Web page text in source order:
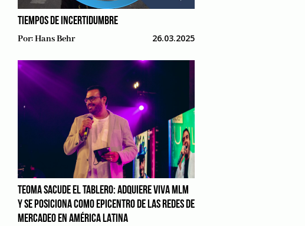
TIEMPOS DE INCERTIDUMBRE
Por:Hans Behr 26.03.2025
TEOMA SACUDE EL TABLERO: ADQUIERE VIVA MLM
Y SE POSICIONA COMO EPICENTRO DE LAS REDES DE
MERCADEO EN AMÉRICA LATINA